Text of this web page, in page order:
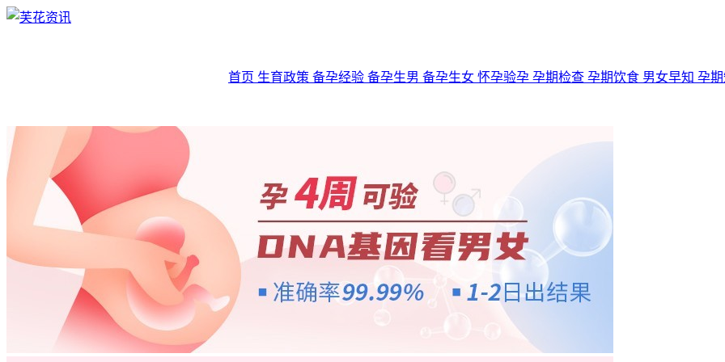
首页 生育政策 备孕经验 备孕生男 备孕生女 怀孕验孕 孕期检查 孕期饮食 男女早知 孕